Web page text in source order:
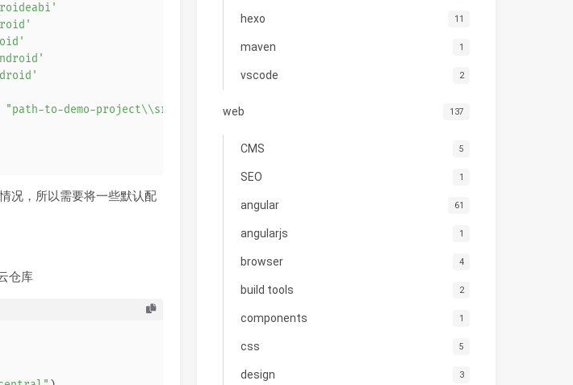
"path-to-demo-project\\src-tauri\\gen/android\\app"
"..\\..\\..\\"
况，所以需要将一些默认配
仓库
hexo 11
maven 1
vscode 2
web 137
CMS 5
SEO 1
angular 61
angularjs 1
browser 4
build tools 2
components 1
css 5
design 3